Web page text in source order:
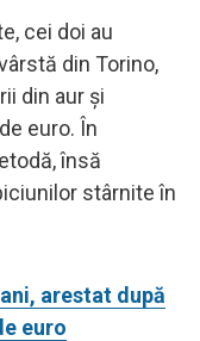
cei doi au
din Torino,
din aur și
euro. În
însă
stârnite în
arestat după
euro